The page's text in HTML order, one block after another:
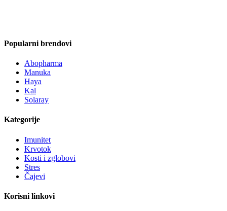
Popularni brendovi
Abopharma
Manuka
Haya
Kal
Solaray
Kategorije
Imunitet
Krvotok
Kosti i zglobovi
Stres
Čajevi
Korisni linkovi